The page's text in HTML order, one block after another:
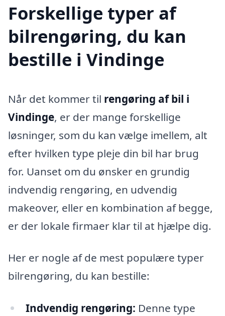
Forskellige typer af
bilrengøring, du kan
bestille i Vindinge
Når det kommer til rengøring af bil i
Vindinge, er der mange forskellige
løsninger, som du kan vælge imellem, alt
efter hvilken type pleje din bil har brug
for. Uanset om du ønsker en grundig
indvendig rengøring, en udvendig
makeover, eller en kombination af begge,
er der lokale firmaer klar til at hjælpe dig.
Her er nogle af de mest populære typer
bilrengøring, du kan bestille:
Indvendig rengøring: Denne type